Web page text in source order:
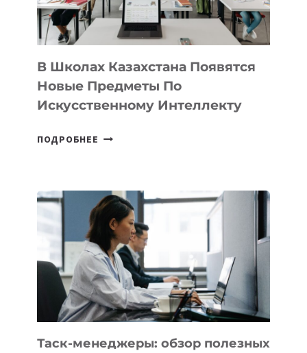
МЕЖДУНАРОДНУЮ
ПРОГРАММУ
ДЛЯ
ТЕХНОЛОГИЧЕСКИХ
В Школах Казахстана Появятся
Новые Предметы По
Искусственному Интеллекту
ПОДРОБНЕЕ
НОВЫЕ
ПРЕДМЕТЫ
ПО
ИСКУССТВЕННОМУ
ИНТЕЛЛЕКТУ
Таск-менеджеры: обзор полезных